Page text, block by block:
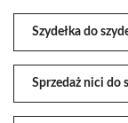
Szydełka do
Sprzedaż nici do